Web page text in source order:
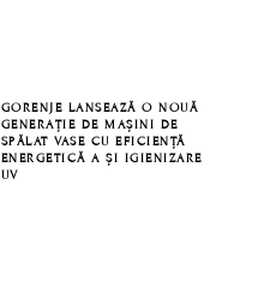
GORENJE LANSEAZĂ O NOUĂ
GENERAȚIE DE MAȘINI DE
SPĂLAT VASE CU EFICIENȚĂ
ENERGETICĂ A ȘI IGIENIZARE
UV